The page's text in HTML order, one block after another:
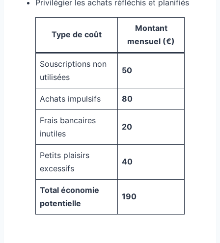
Privilégier les achats réfléchis et planifiés
Type de coût
Montant
mensuel (€)
Souscriptions non
utilisées
50
Achats impulsifs 80
Frais bancaires
inutiles
20
Petits plaisirs
excessifs
40
Total économie
potentielle
190